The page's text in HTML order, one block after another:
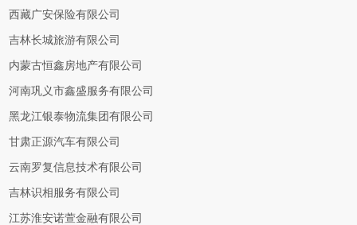
西藏广安保险有限公司
吉林长城旅游有限公司
内蒙古恒鑫房地产有限公司
河南巩义市鑫盛服务有限公司
黑龙江银泰物流集团有限公司
甘肃正源汽车有限公司
云南罗复信息技术有限公司
吉林识相服务有限公司
江苏淮安诺萱金融有限公司